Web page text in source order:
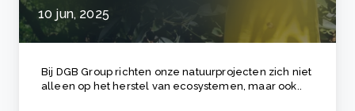
10 jun, 2025
Bij DGB Group richten onze natuurprojecten zich niet
alleen op het herstel van ecosystemen, maar ook..